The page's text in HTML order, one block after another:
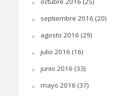
septiembre 2016 (20)
agosto 2016 (29)
julio 2016 (16)
junio 2016 (33)
mayo 2016 (37)